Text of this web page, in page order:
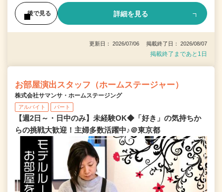
後で見る 詳細を見る
更新日： 2026/07/06 掲載終了日： 2026/08/07
掲載終了まであと1日
お部屋演出スタッフ（ホームステージャー）
株式会社サマンサ・ホームステージング
アルバイト パート
【週2日～・日中のみ】未経験OK◆「好き」の気持ちか
らの挑戦大歓迎！主婦多数活躍中♪＠東京都